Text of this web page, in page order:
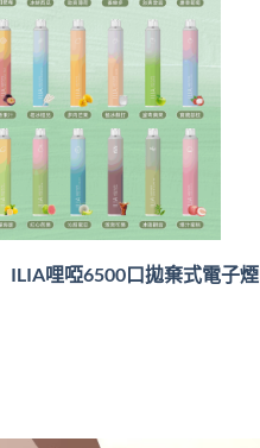
ILIA哩啞6500口拋棄式電子煙